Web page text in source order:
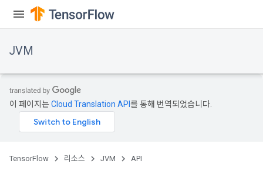
JVM
이 페이지는Cloud Translation API 를 통해 번역되었습니다.
TensorFlow 리소스 JVM API